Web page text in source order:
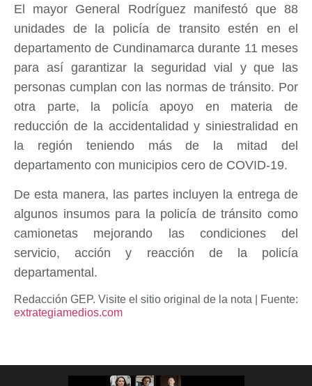
El mayor General Rodríguez manifestó que 88
unidades de la policía de transito estén en el
departamento de Cundinamarca durante 11 meses
para así garantizar la seguridad vial y que las
personas cumplan con las normas de tránsito. Por
otra parte, la policía apoyo en materia de
reducción de la accidentalidad y siniestralidad en
la región teniendo más de la mitad del
departamento con municipios cero de COVID-19.
De esta manera, las partes incluyen la entrega de
algunos insumos para la policía de tránsito como
camionetas mejorando las condiciones del
servicio, acción y reacción de la policía
departamental.
Redacción GEP. Visite el sitio original de la nota | Fuente:
extrategiamedios.com